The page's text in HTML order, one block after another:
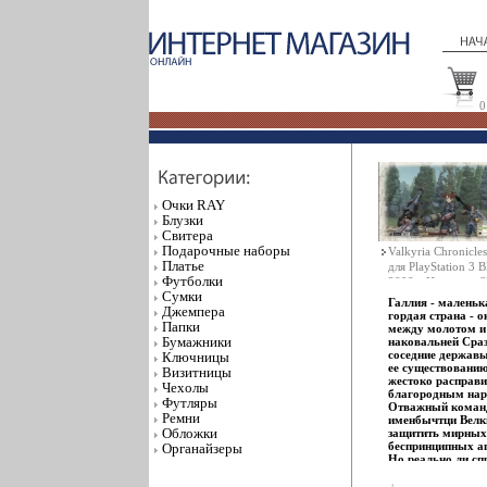
0
Очки RAY
Блузки
Свитера
Подарочные наборы
Платье
Футболки
Сумки
Джемпера
Папки
Бумажники
Ключницы
Визитницы
Чехолы
Футляры
Ремни
Обложки
Органайзеры
Valkyria
для PlayStation 3
2008 г Издатель:
Разработчик:
Дистрибьютор:
пластиковая
делать, если
запускается?
Галлия -
гордая страна -
между молотом и
наковальней
соседние
ее
жестоко
благородным
Отважный
именбычтци
защитить
беспринципных
Но реально ли